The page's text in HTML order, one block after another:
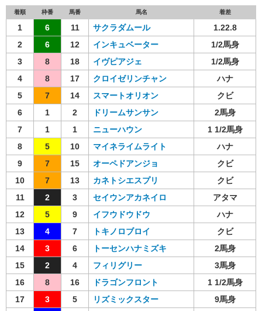
着順 枠番 馬番 馬名 着差
1 6 11 サクラダムール
1.22.8
2
6 12 インキュベーター
1/2馬身
3
8 18 イヴピアジェ
1/2馬身
4
8 17 クロイゼリンチャン
ハナ
5
7 14 スマートオリオン
クビ
6
1 2 ドリームサンサン
2馬身
7
1 1 ニューハウン
1 1/2馬身
8
5 10 マイネライムライト
ハナ
9
7 15 オーペドアンジョ
クビ
10
7 13 カネトシエスプリ
クビ
11
2 3 セイウンアカネイロ
アタマ
12
5 9 イフウドウドウ
ハナ
13
4 7 トキノロブロイ
クビ
14
3 6 トーセンハナミズキ
2馬身
15
2 4 フィリグリー
3馬身
16
8 16 ドラゴンフロント
1 1/2馬身
17
3 5 リズミックスター
9馬身